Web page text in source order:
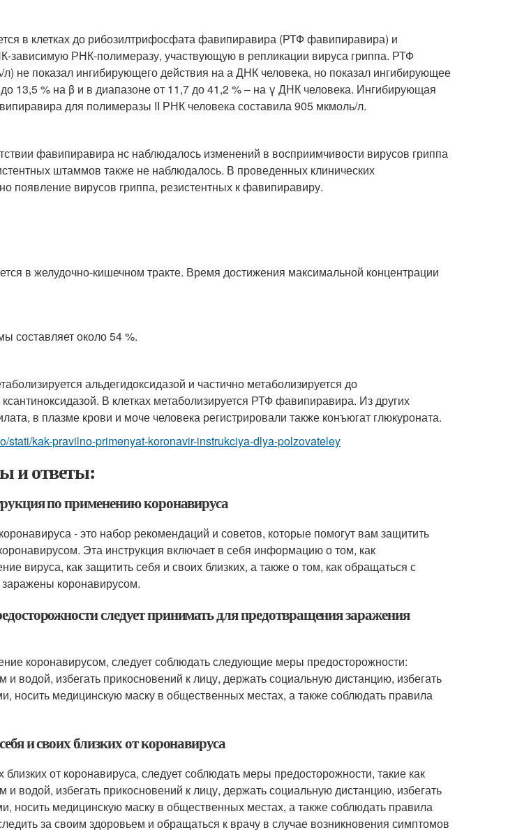
в клетках до рибозилтрифосфата фавипиравира (РТФ фавипиравира) и
зависимую РНК-полимеразу, участвующую в репликации вируса гриппа. РТФ
не показал ингибирующего действия на а ДНК человека, но показал ингибирующее
13,5 % на β и в диапазоне от 11,7 до 41,2 % – на γ ДНК человека. Ингибирующая
для полимеразы II РНК человека составила 905 мкмоль/л.
фавипиравира нс наблюдалось изменений в восприимчивости вирусов гриппа
штаммов также не наблюдалось. В проведенных клинических
появление вирусов гриппа, резистентных к фавипиравиру.
в желудочно-кишечном тракте. Время достижения максимальной концентрации
составляет около 54 %.
альдегидоксидазой и частично метаболизируется до
В клетках метаболизируется РТФ фавипиравира. Из других
в плазме крови и моче человека регистрировали также конъюгат глюкуроната.
stati/kak-pravilno-primenyat-koronavir-instrukciya-dlya-polzovateley
и ответы:
по применению коронавируса
- это набор рекомендаций и советов, которые помогут вам защитить
Эта инструкция включает в себя информацию о том, как
вируса, как защитить себя и своих близких, а также о том, как обращаться с
коронавирусом.
следует принимать для предотвращения заражения
коронавирусом, следует соблюдать следующие меры предосторожности:
водой, избегать прикосновений к лицу, держать социальную дистанцию, избегать
носить медицинскую маску в общественных местах, а также соблюдать правила
и своих близких от коронавируса
от коронавируса, следует соблюдать меры предосторожности, такие как
водой, избегать прикосновений к лицу, держать социальную дистанцию, избегать
носить медицинскую маску в общественных местах, а также соблюдать правила
за своим здоровьем и обращаться к врачу в случае возникновения симптомов